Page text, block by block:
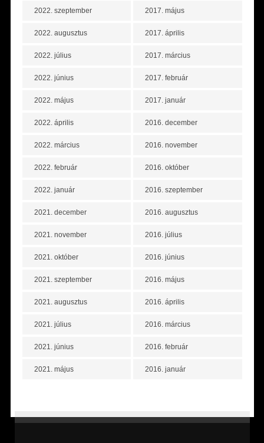
2022. szeptember
2022. augusztus
2022. július
2022. június
2022. május
2022. április
2022. március
2022. február
2022. január
2021. december
2021. november
2021. október
2021. szeptember
2021. augusztus
2021. július
2021. június
2021. május
2017. május
2017. április
2017. március
2017. február
2017. január
2016. december
2016. november
2016. október
2016. szeptember
2016. augusztus
2016. július
2016. június
2016. május
2016. április
2016. március
2016. február
2016. január